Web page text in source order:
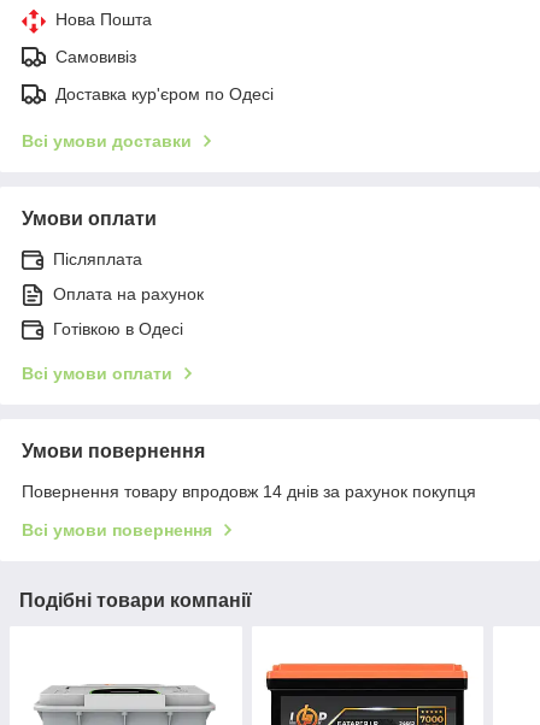
Нова Пошта
Самовивіз
Доставка кур'єром по Одесі
Всі умови доставки
Умови оплати
Післяплата
Оплата на рахунок
Готівкою в Одесі
Всі умови оплати
Умови повернення
Повернення товару впродовж 14 днів за рахунок покупця
Всі умови повернення
Подібні товари компанії